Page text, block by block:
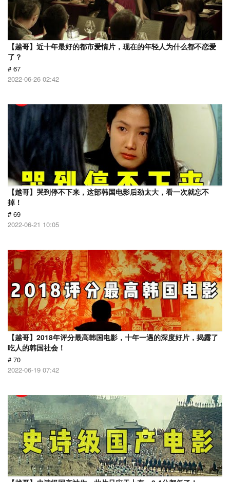
【越哥】近十年最好的都市爱情片，现在的年轻人为什么都不恋爱
了？
# 67
2022-06-26 02:42
【越哥】哭到停不下来，这部韩国电影后劲太大，看一次就忘不
掉！
# 69
2022-06-21 10:05
【越哥】2018年评分最高韩国电影，十年一遇的深度好片，揭露了
吃人的韩国社会！
# 70
2022-06-19 07:42